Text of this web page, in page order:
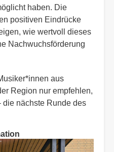
haben. Die
positiven Eindrücke
wie wertvoll dieses
Nachwuchsförderung
aus
Region nur empfehlen,
nächste Runde des